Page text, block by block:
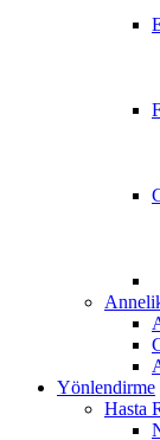
Yönlendirme
Hasta